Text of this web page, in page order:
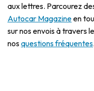
aux lettres. Parcourez
Autocar Magazineen
sur nos envois à travers
nosquestions fréquentes.